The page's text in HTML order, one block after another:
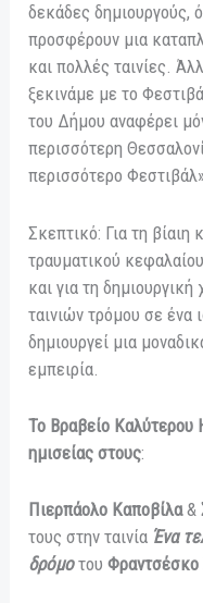
δεκάδες δημιουργούς,
προσφέρουν μια
και πολλές ταινίες.
ξεκινάμε με το
του Δήμου αναφέρει
περισσότερη
περισσότερο
Σκεπτικό: Για τη βίαιη
τραυματικού
και για τη
ταινιών τρόμου σε ένα
δημιουργεί μια
εμπειρία.
To Βραβείο Καλύτερου
ημισείας στους:
Πιερπάολο Καποβίλα&
τους στην ταινία Ένα
δρόμοτουΦραντσέσκο